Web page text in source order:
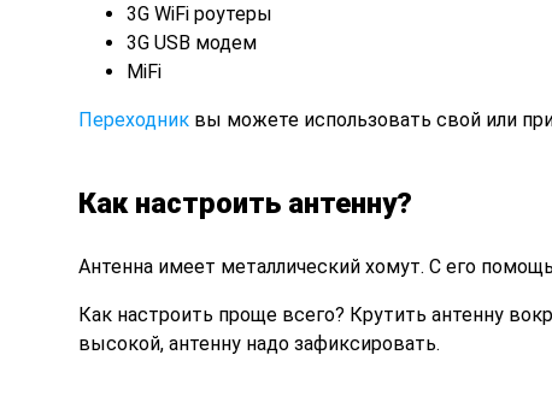
3G WiFi роутеры
3G USB модем
MiFi
Переходниквы можете использовать свой или
Как настроить антенну?
Антеннаимеет металлический хомут. С его
Как настроить проще всего? Крутить антенну
высокой, антенну надо зафиксировать.